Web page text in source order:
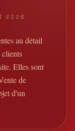
2026
au détail
Elles sont
de
d'un